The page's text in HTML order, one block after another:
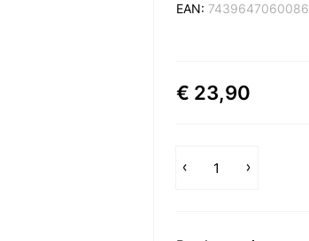
EAN: 7439647060086
€ 23,90